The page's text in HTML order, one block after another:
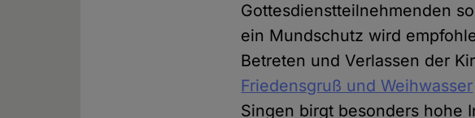
Gottesdienstteilnehmenden
ein Mundschutz wird
Betreten und Verlassen der
Friedensgruß und Weihwasser
Singen birgt besonders hohe